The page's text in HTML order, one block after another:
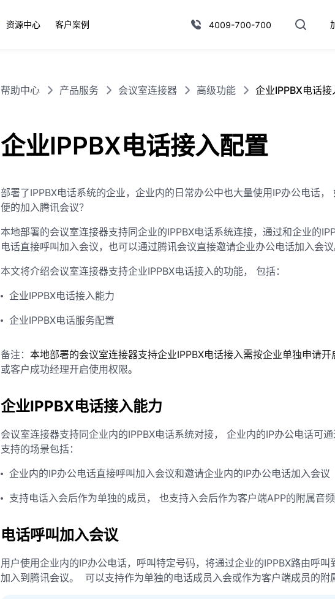
资源中心 客户案例 4009-700-700
帮助中心 产品服务 会议室连接器 高级功能 企业IPPBX电话接
企业IPPBX电话接入配置
部署了IPPBX电话系统的企业，企业内的日常办公中也大量使用IP办公电话
便的加入腾讯会议？
本地部署的会议室连接器支持同企业的IPPBX电话系统连接，通过和企业的
电话直接呼叫加入会议，也可以通过腾讯会议直接邀请企业办公电话加入会议
本文将介绍会议室连接器支持企业IPPBX电话接入的功能， 包括：
企业IPPBX电话接入能力
企业IPPBX电话服务配置
备注： 本地部署的会议室连接器支持企业IPPBX电话接入需按企业单独申请开
或客户成功经理开启使用权限。
企业IPPBX电话接入能力
会议室连接器支持同企业内的IPPBX电话系统对接， 企业内的IP办公电话可
支持的场景包括：
企业内的IP办公电话直接呼叫加入会议和邀请企业内的IP办公电话加入会议
支持电话入会后作为单独的成员， 也支持入会后作为客户端APP的附属音
电话呼叫加入会议
用户使用企业内的IP办公电话，呼叫特定号码，将通过企业的IPPBX路由呼
加入到腾讯会议。 可以支持作为单独的电话成员入会或作为客户端成员的附